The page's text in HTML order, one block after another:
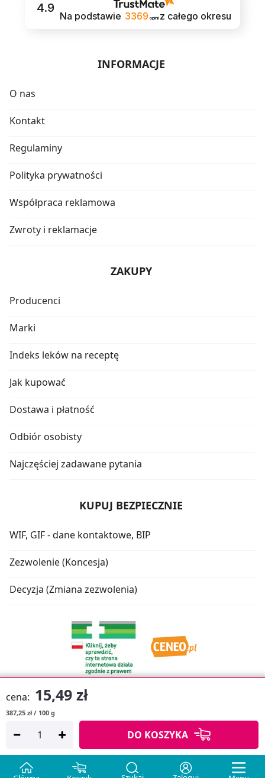
cena: 15,49 zł
387,25 zł / 100 g
DO KOSZYKA
4.9
Na podstawie 3369 opinii z całego okresu
INFORMACJE
O nas
Kontakt
Regulaminy
Polityka prywatności
Współpraca reklamowa
Zwroty i reklamacje
ZAKUPY
Producenci
Marki
Indeks leków na receptę
Jak kupować
Dostawa i płatność
Odbiór osobisty
Najczęściej zadawane pytania
KUPUJ BEZPIECZNIE
WIF, GIF - dane kontaktowe, BIP
Zezwolenie (Koncesja)
Decyzja (Zmiana zezwolenia)
Copyright © 2026
APTUSSHOP
Projekt strony: MEDICARE.PL iAPTUS.PL